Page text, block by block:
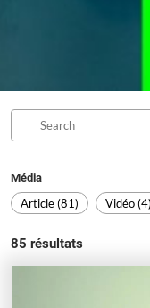
Média
Article (81) Vidéo (4)
85 résultats